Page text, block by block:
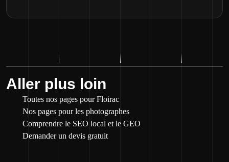
Aller plus loin
Toutes nos pages pour Floirac
Nos pages pour les photographes
Comprendre le SEO local et le GEO
Demander un devis gratuit